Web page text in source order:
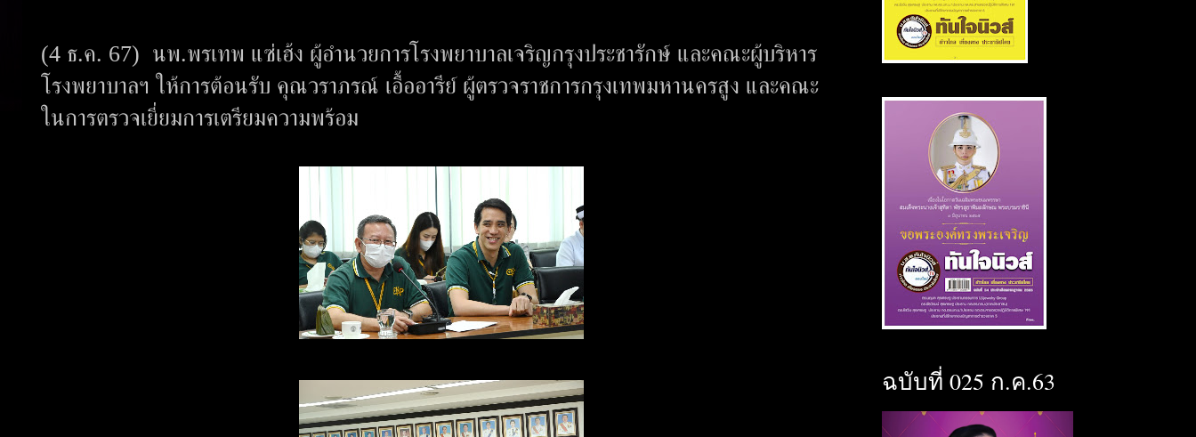
(4 ธ.ค. 67) นพ.พรเทพ แซ่เฮ้ง ผู้อำนวยการโรงพยาบาลเจริญกรุงประชารักษ์ และคณะผู้บริหาร
โรงพยาบาลฯ ให้การต้อนรับ คุณวราภรณ์ เอื้ออารีย์ ผู้ตรวจราชการกรุงเทพมหานครสูง และคณะ
ในการตรวจเยี่ยมการเตรียมความพร้อม
ฉบับที่ 025 ก.ค.63